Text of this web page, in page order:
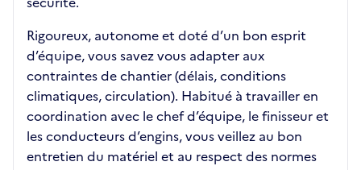
Rigoureux, autonome et doté d’un bon esprit
d’équipe, vous savez vous adapter aux
contraintes de chantier (délais, conditions
climatiques, circulation). Habitué à travailler en
coordination avec le chef d’équipe, le finisseur et
les conducteurs d’engins, vous veillez au bon
entretien du matériel et au respect des normes